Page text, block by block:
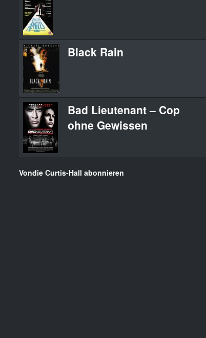
Black Rain
Bad Lieutenant – Cop
ohne Gewissen
Vondie Curtis-Hall abonnieren